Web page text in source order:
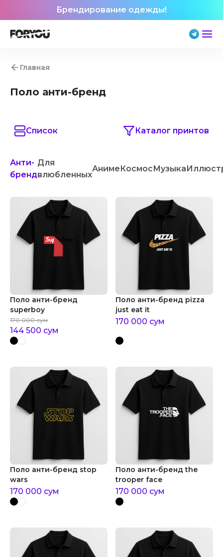
Брендирование одежды!
Главная
Поло анти-бренд
Список Каталог принтов
Анти-
бренд
Для
влюбленных
АнимеКосмосМузыка
Поло анти-бренд
superboy
170 000 сум
144 500 сум
Поло анти-бренд pizza
just eat it
170 000 сум
Поло анти-бренд stop
wars
170 000 сум
Поло анти-бренд the
trooper face
170 000 сум